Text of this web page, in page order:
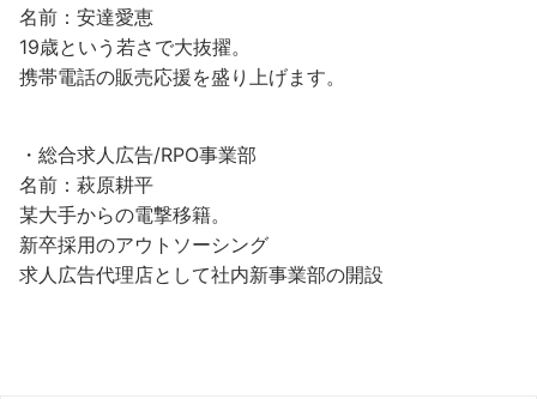
名前：安達愛恵
19歳という若さで大抜擢。
携帯電話の販売応援を盛り上げます。
・総合求人広告/RPO事業部
名前：萩原耕平
某大手からの電撃移籍。
新卒採用のアウトソーシング
求人広告代理店として社内新事業部の開設